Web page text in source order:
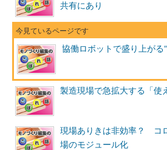
共有にあり
協働ロボットで盛り上がる
製造現場で急拡大する「使
現場ありきは非効率？ コ
場のモジュール化